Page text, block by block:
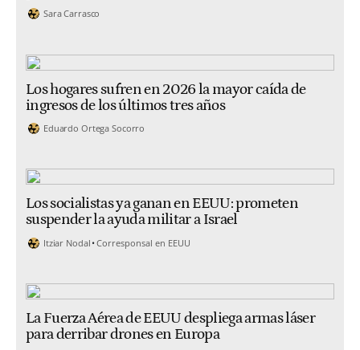
Sara Carrasco
Los hogares sufren en 2026 la mayor caída de
ingresos de los últimos tres años
Eduardo Ortega Socorro
Los socialistas ya ganan en EEUU: prometen
suspender la ayuda militar a Israel
Itziar Nodal Corresponsal en EEUU
La Fuerza Aérea de EEUU despliega armas láser
para derribar drones en Europa